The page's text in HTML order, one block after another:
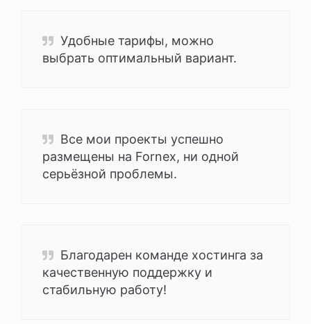
Удобные тарифы, можно
выбрать оптимальный вариант.
Все мои проекты успешно
размещены на Fornex, ни одной
серьёзной проблемы.
Благодарен команде хостинга за
качественную поддержку и
стабильную работу!